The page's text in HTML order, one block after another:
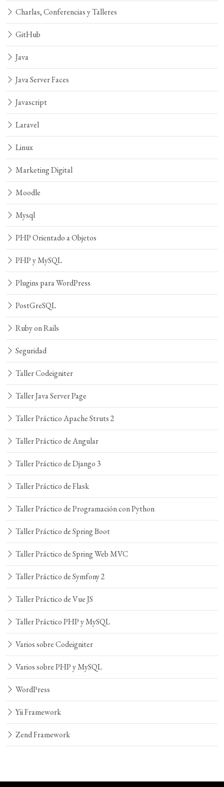
Charlas, Conferencias y Talleres
GitHub
Java
Java Server Faces
Javascript
Laravel
Linux
Marketing Digital
Moodle
Mysql
PHP Orientado a Objetos
PHP y MySQL
Plugins para WordPress
PostGreSQL
Ruby on Rails
Seguridad
Taller Codeigniter
Taller Java Server Page
Taller Práctico Apache Struts 2
Taller Práctico de Angular
Taller Práctico de Django 3
Taller Práctico de Flask
Taller Práctico de Programación con Python
Taller Práctico de Spring Boot
Taller Práctico de Spring Web MVC
Taller Práctico de Symfony 2
Taller Práctico de Vue JS
Taller Práctico PHP y MySQL
Varios sobre Codeigniter
Varios sobre PHP y MySQL
WordPress
Yii Framework
Zend Framework